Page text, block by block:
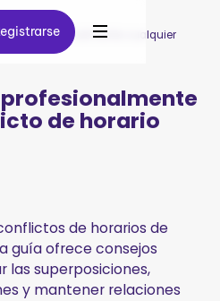
profesionalmente cualquier
de horario
de horarios de
guía ofrece consejos
las superposiciones,
y mantener relaciones